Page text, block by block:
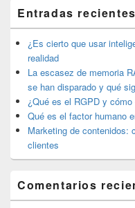
área
de
widget
barra
lateral
primaria
Entradas recientes
¿Es cierto que usar
realidad
La escasez de memoria
se han disparado y qué
¿Qué es el RGPD y
Qué es el factor humano
Marketing de contenidos:
clientes
Comentarios